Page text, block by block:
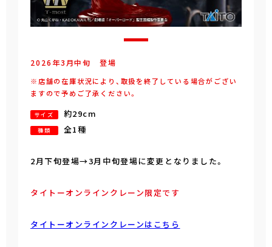
2026年3 月中旬 登場
※店舗の在庫状況により、取扱を終了している場合がござい
ますので予めご了承ください。
サイズ 約29cm
種類 全1種
2月下旬登場→3月中旬登場に変更となりました。
タイトーオンラインクレーン限定です
タイトーオンラインクレーンはこちら